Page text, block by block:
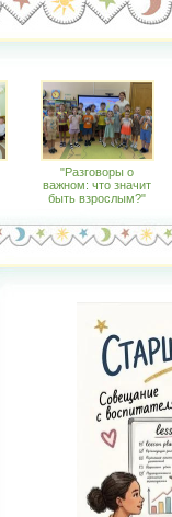
"Разговоры о
важном: что значит
быть взрослым?"